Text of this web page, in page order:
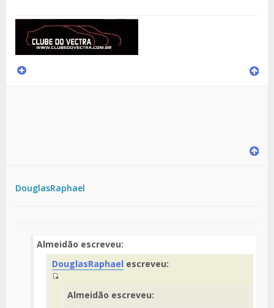
DouglasRaphael
Almeidão escreveu:
DouglasRaphael escreveu:
delAlmeidão escreveu: